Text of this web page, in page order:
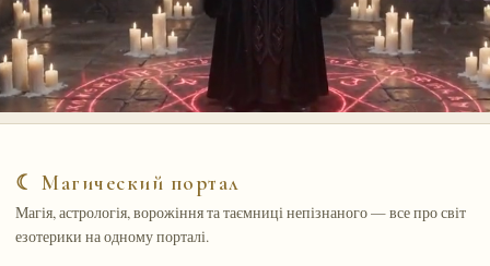
☾ Магический портал
Магія, астрологія, ворожіння та таємниці непізнаного — все про світ
езотерики на одному порталі.